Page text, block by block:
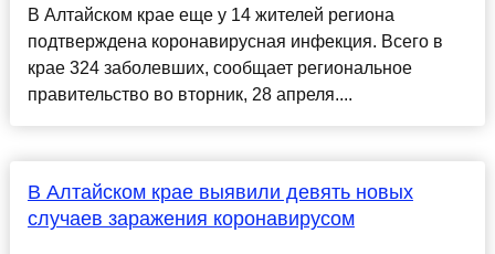
В Алтайском крае еще у 14 жителей региона
подтверждена коронавирусная инфекция. Всего в
крае 324 заболевших, сообщает региональное
правительство во вторник, 28 апреля....
В Алтайском крае выявили девять новых
случаев заражения коронавирусом